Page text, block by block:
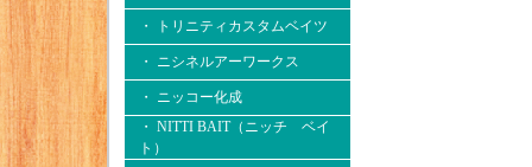
・ トリニティカスタムベイツ
・ ニシネルアーワークス
・ ニッコー化成
・ NITTI BAIT（ニッチ ベイ
ト）